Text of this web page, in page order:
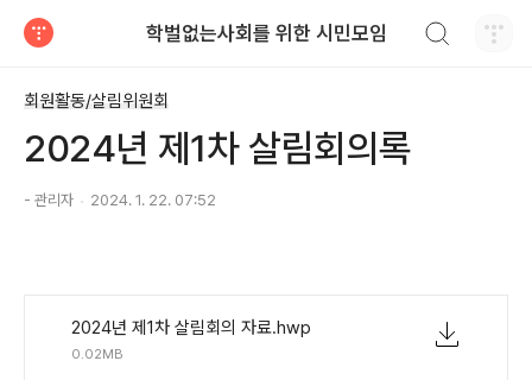
학벌없는사회를 위한 시민모임
회원활동/살림위원회
2024년 제1차 살림회의록
- 관리자 2024. 1. 22. 07:52
2024년 제1차 살림회의 자료.hwp
0.02MB